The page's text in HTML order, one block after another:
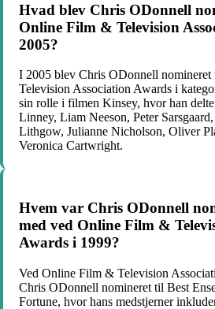
Hvad blev Chris ODonnell
Online Film & Television
2005?
I 2005 blev Chris ODonnell
Television Association Awards i
sin rolle i filmen Kinsey, hvor han
Linney, Liam Neeson, Peter
Lithgow, Julianne Nicholson, Oliver
Veronica Cartwright.
Hvem var Chris ODonnell
med ved Online Film &
Awards i 1999?
Ved Online Film & Television
Chris ODonnell nomineret til Best
Fortune, hvor hans medstjerner